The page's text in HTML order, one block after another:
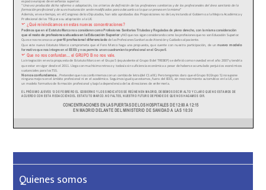
Quienes somos